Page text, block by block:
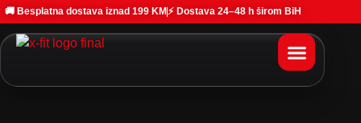
🚚 Besplatna dostava iznad 199 KM ⚡ Dostava 24–48 h širom BiH